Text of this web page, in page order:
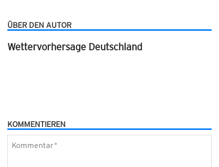
ÜBER DEN AUTOR
Wettervorhersage Deutschland
KOMMENTIEREN